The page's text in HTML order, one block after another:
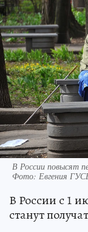
В России повысят
Фото: Евгения
В России с 1
станут